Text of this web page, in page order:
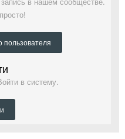
пользователя
в систему.